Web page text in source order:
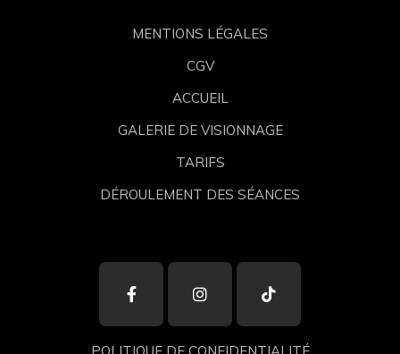
MENTIONS LÉGALES
CGV
ACCUEIL
GALERIE DE VISIONNAGE
TARIFS
DÉROULEMENT DES SÉANCES